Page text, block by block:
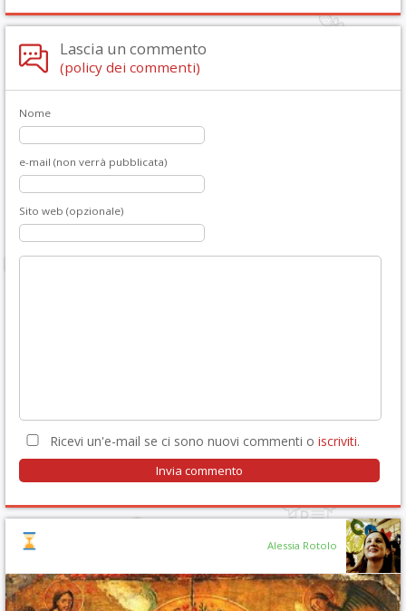
Lascia un commento
(policy dei commenti)
Nome
e-mail (non verrà pubblicata)
Sito web (opzionale)
Ricevi un'e-mail se ci sono nuovi commenti o iscriviti.
Alessia Rotolo